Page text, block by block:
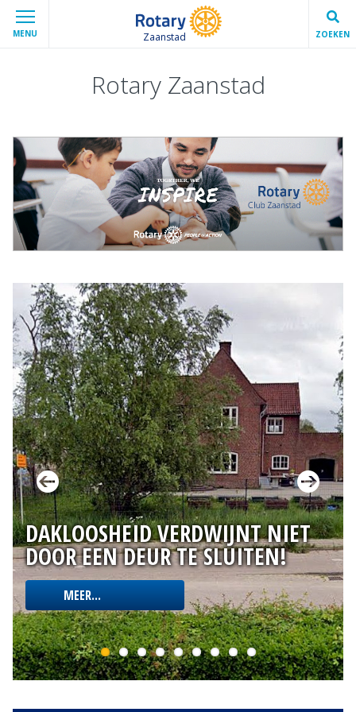
MENU Zaanstad ZOEKEN
Rotary Zaanstad
DAKLOOSHEID VERDWIJNT NIET
DOOR EEN DEUR TE SLUITEN!
MEER...